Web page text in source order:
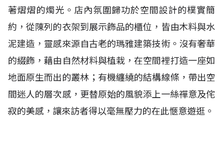
著熠熠的燭光。店內氛圍歸功於空間設計的樸實簡
約，從陳列的衣架到展示飾品的櫃位，皆由木料與水
泥建造，靈感來源自古老的瑪雅建築技術。沒有奢華
的綴飾，藉由自然材料與植栽，在空間裡打造一座如
地面原生而出的叢林；有機纏繞的結構線條，帶出空
間迷人的層次感，更替原始的風貌添上一絲禪意及侘
寂的美感，讓來訪者得以毫無壓力的在此愜意遊逛。